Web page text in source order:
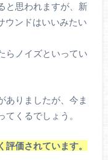
と思われますが、新
ウンドはいいみたい
らノイズといってい
ありましたが、今ま
くるでしょう。
価されています。